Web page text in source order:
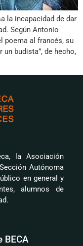
la incapacidad de dar
Según Antonio
poema al francés, su
budista”, de hecho,
la Asociación
Autónoma
en general y
alumnos de
BECA